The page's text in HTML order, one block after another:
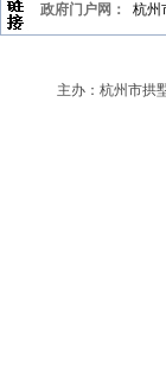
政府门户网：
杭州
主办：杭州市拱